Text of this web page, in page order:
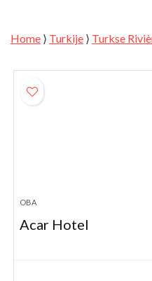
Home ⟩ Turkije ⟩ Turkse
OBA
Acar Hotel